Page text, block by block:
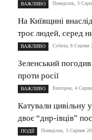
ВАЖЛИВО Понеділок, 3
На Київщині
троє людей, серед
ВАЖЛИВО Субота, 8 Серпня
Зеленський
проти росії
ВАЖЛИВО Вівторок, 4
Катували цивільну
двоє “днр-івців”
ПОДІЇ Понеділок, 3 Серпня